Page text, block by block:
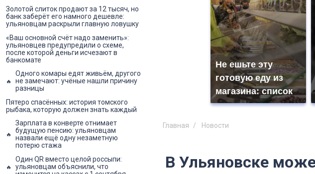
Не ешьте эту
готовую еду из
магазина: список
Главная Новости
В Ульяновске
Золотой слиток продают за 12 тысяч, но
банк заберёт его намного дешевле:
ульяновцам раскрыли главную ловушку
«Ваш основной счёт надо заменить»:
ульяновцев предупредили о схеме,
после которой деньги исчезают в
банкомате
Одного комары едят живьём, другого
не замечают: учёные нашли причину
разницы
Пятеро спасённых: история томского
рыбака, которую должен знать каждый
Зарплата в конверте отнимает
будущую пенсию: ульяновцам
назвали ещё одну незаметную
потерю стажа
Один QR вместо целой россыпи:
ульяновцам объяснили, что